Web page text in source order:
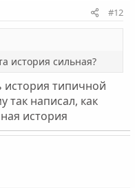
#12
история сильная?
история типичной
так написал, как
история